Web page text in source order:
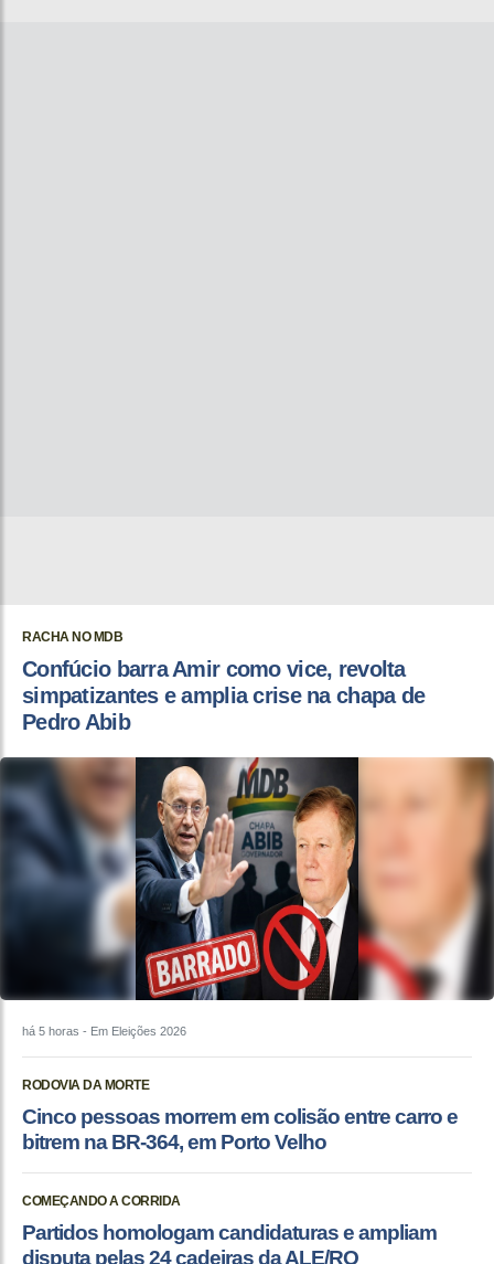
RACHA NO MDB
Confúcio barra Amir como vice, revolta
simpatizantes e amplia crise na chapa de
Pedro Abib
há 5 horas - Em Eleições 2026
RODOVIA DA MORTE
Cinco pessoas morrem em colisão entre carro e
bitrem na BR-364, em Porto Velho
COMEÇANDO A CORRIDA
Partidos homologam candidaturas e ampliam
disputa pelas 24 cadeiras da ALE/RO